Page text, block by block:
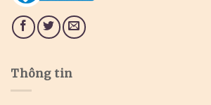
Thông tin